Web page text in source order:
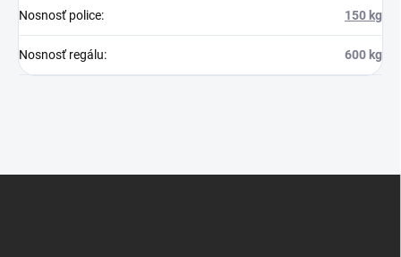
Nosnosť police: 150 kg
Nosnosť regálu: 600 kg